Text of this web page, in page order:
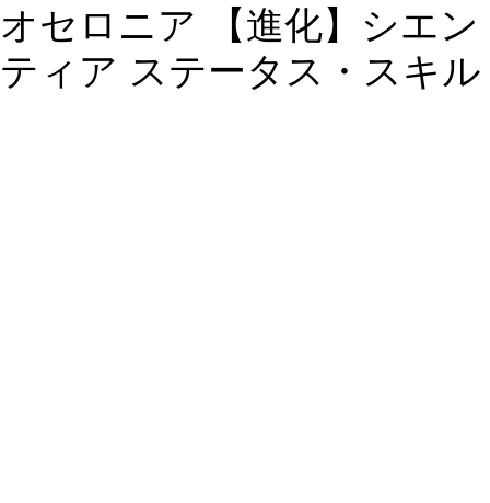
オセロニア 【進化】シエン
ティア ステータス・スキル